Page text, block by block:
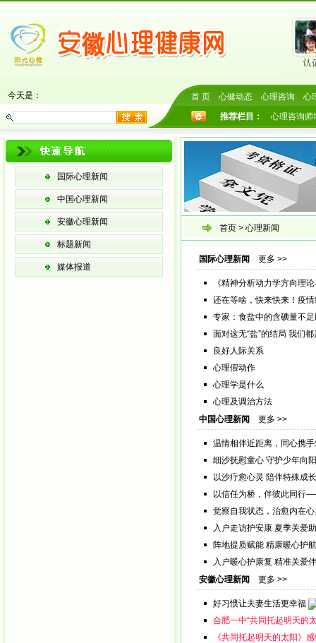
今天是： 首 页 心健动态 心理咨询
心
推荐栏目：
心理咨询师
国际心理新闻
中国心理新闻
安徽心理新闻
标题新闻
媒体报道
首页 > 心理新闻
国际心理新闻 更多 >>
《精神分析动力学方向理
还在等啥，快来快来！疫
专家：食盐中的含碘量不
面对这无“盐”的结局 我们
良好人际关系
心理假动作
心理学是什么
心理及调治方法
中国心理新闻
更多 >>
温情相伴近距离，同心携
细沙抚慰童心 守护少年向
以沙疗愈心灵 陪伴特殊成
以信任为桥，伴彼此同行
觉察自我状态，治愈内在
入户走访护安康 夏季关爱
阵地提质赋能 精康暖心护
入户暖心护康复 精准关爱
安徽心理新闻
更多 >>
好习惯让夫妻生活更幸福
合肥一中“共同托起明天的
《共同托起明天的太阳》